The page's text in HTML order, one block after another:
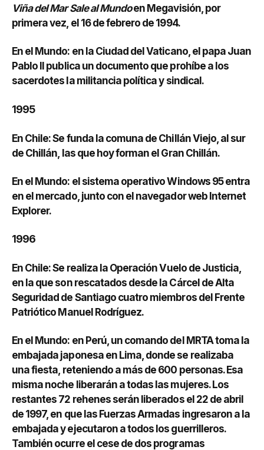
Viña del Mar Sale al Mundoen Megavisión, por
primera vez, el 16 de febrero de 1994.
En el Mundo: en la Ciudad del Vaticano, el papa Juan
Pablo II publica un documento que prohíbe a los
sacerdotes la militancia política y sindical.
1995
En Chile: Se funda la comuna de Chillán Viejo, al sur
de Chillán, las que hoy forman el Gran Chillán.
En el Mundo: el sistema operativo Windows 95 entra
en el mercado, junto con el navegador web Internet
Explorer.
1996
En Chile: Se realiza la Operación Vuelo de Justicia,
en la que son rescatados desde la Cárcel de Alta
Seguridad de Santiago cuatro miembros del Frente
Patriótico Manuel Rodríguez.
En el Mundo: en Perú, un comando del MRTA toma la
embajada japonesa en Lima, donde se realizaba
una fiesta, reteniendo a más de 600 personas. Esa
misma noche liberarán a todas las mujeres. Los
restantes 72 rehenes serán liberados el 22 de abril
de 1997, en que las Fuerzas Armadas ingresaron a la
embajada y ejecutaron a todos los guerrilleros.
También ocurre el cese de dos programas